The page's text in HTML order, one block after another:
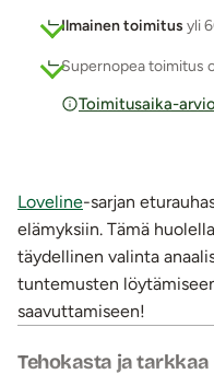
Ilmainen toimitus yli
Supernopea toimitus
Toimitusaika-
Loveline-sarjan
elämyksiin. Tämä
täydellinen valinta
tuntemusten
saavuttamiseen!
Tehokasta ja